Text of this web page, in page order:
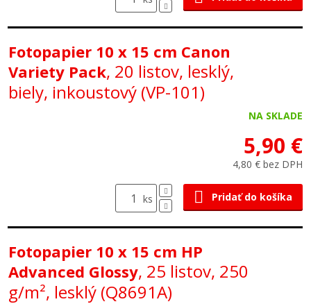
Fotopapier 10 x 15 cm Canon
Variety Pack, 20 listov, lesklý,
biely, inkoustový (VP-101)
NA SKLADE
5,90 €
4,80 € bez DPH
ks Pridať do košíka
Fotopapier 10 x 15 cm HP
Advanced Glossy, 25 listov, 250
g/m², lesklý (Q8691A)